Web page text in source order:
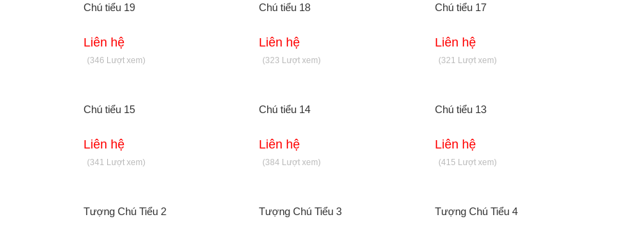
Chú tiểu 19
Liên hệ
(346 Lượt xem)
Chú tiểu 18
Liên hệ
(323 Lượt xem)
Chú tiểu 17
Liên hệ
(321 Lượt xem)
Chú tiểu 15
Liên hệ
(341 Lượt xem)
Chú tiểu 14
Liên hệ
(384 Lượt xem)
Chú tiểu 13
Liên hệ
(415 Lượt xem)
Tượng Chú Tiểu 2 Tượng Chú Tiểu 3 Tượng Chú Tiểu 4